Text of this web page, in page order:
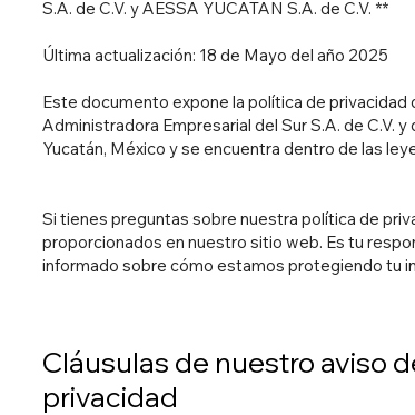
Cláusulas de nuestro aviso
privacidad
S.A. de C.V. y AESSA YUCATAN S.A. de C.V. **
Última actualización: 18 de Mayo del año 2025
Este documento expone la política de
Administradora Empresarial del Sur S.A. de C.V.
Yucatán, México y se encuentra dentro de las
Si tienes preguntas sobre nuestra política de
proporcionados en nuestro sitio web. Es tu
informado sobre cómo estamos protegiendo tu